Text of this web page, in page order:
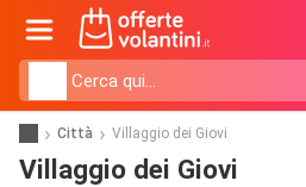
Città Villaggio dei Giovi
Villaggio dei Giovi